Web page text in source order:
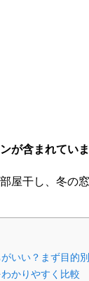
が含まれてい
屋干し、冬の窓
いい？まず目的
かりやすく比較